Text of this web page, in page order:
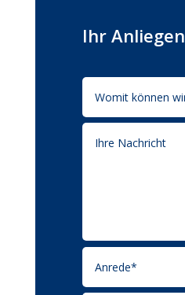
Ihr Anliegen